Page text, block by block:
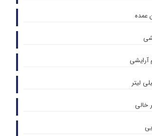
عمده
آرایشی
خالی